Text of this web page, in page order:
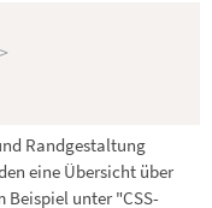
>
Randgestaltung
eine Übersicht über
Beispiel unter "CSS-